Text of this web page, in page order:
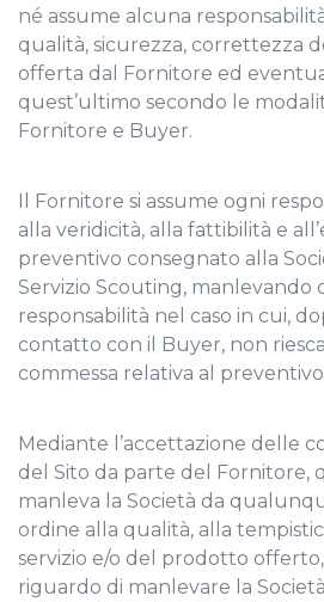
né assume alcuna
qualità, sicurezza, correttezza
offerta dal Fornitore ed
quest’ultimo secondo le
Fornitore e Buyer.
Il Fornitore si assume ogni
alla veridicità, alla fattibilità e
preventivo consegnato alla
Servizio Scouting, manlevando
responsabilità nel caso in cui,
contatto con il Buyer, non
commessa relativa al
Mediante l’accettazione delle
del Sito da parte del Fornitore,
manleva la Società da
ordine alla qualità, alla
servizio e/o del prodotto offerto,
riguardo di manlevare la